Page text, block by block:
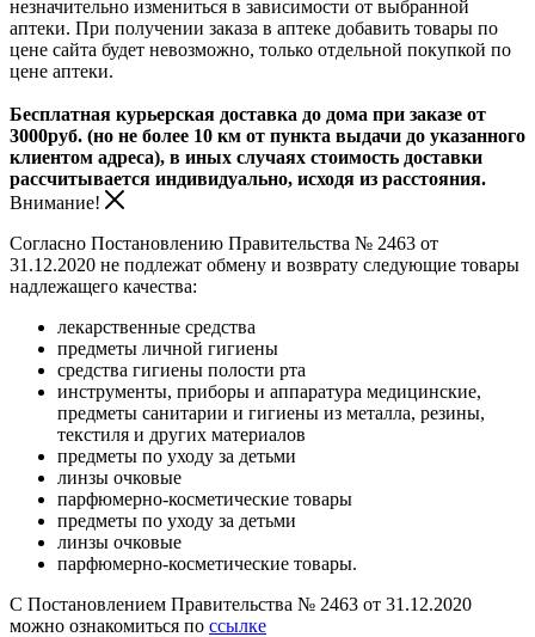
незначительно измениться в зависимости от выбранной
аптеки. При получении заказа в аптеке добавить товары по
цене сайта будет невозможно, только отдельной покупкой по
цене аптеки.
Бесплатная курьерская доставка до дома при заказе от
3000руб. (но не более 10 км от пункта выдачи до указанного
клиентом адреса), в иных случаях стоимость доставки
рассчитывается индивидуально, исходя из расстояния.
Внимание!
Согласно Постановлению Правительства № 2463 от
31.12.2020 не подлежат обмену и возврату следующие товары
надлежащего качества:
лекарственные средства
предметы личной гигиены
средства гигиены полости рта
инструменты, приборы и аппаратура медицинские,
предметы санитарии и гигиены из металла, резины,
текстиля и других материалов
предметы по уходу за детьми
линзы очковые
парфюмерно-косметические товары
предметы по уходу за детьми
линзы очковые
парфюмерно-косметические товары.
С Постановлением Правительства № 2463 от 31.12.2020
можно ознакомиться по ссылке